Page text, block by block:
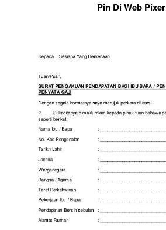
Pin Di Web Pixer